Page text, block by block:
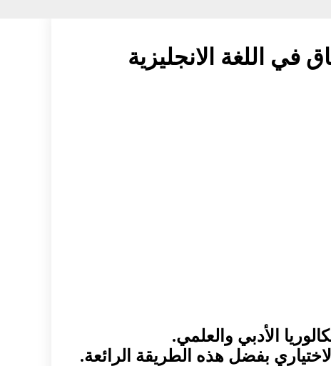
في اللغة الانجليزية
الأدبي والعلمي.
بفضل هذه الطريقة الرائعة.